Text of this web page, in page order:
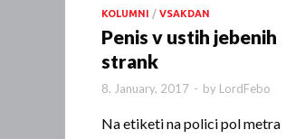
KOLUMNI / VSAKDAN
Penis v ustih jebenih
strank
8. January, 2017 - by LordFebo
Na etiketi na polici pol metra